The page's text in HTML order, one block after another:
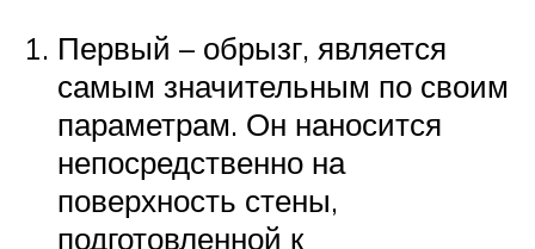
Первый – обрызг, является
самым значительным по своим
параметрам. Он наносится
непосредственно на
поверхность стены,
подготовленной к